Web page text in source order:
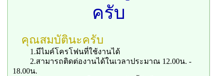
ครับ
คุณสมบัตินะครับ
1.มีไมค์โครโฟนที่ใช้งานได้
2.สามารถติดต่องานได้ในเวลาประมาณ 12.00น. -
18.00น.